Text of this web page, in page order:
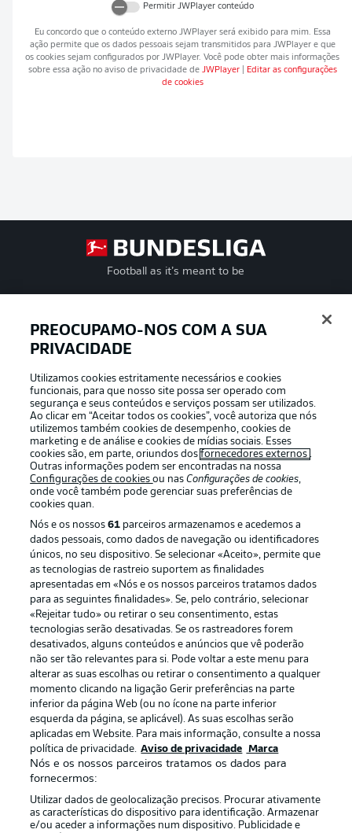
Permitir JWPlayerconteúdo
Eu concordo que o conteúdo externo JWPlayerserá exibido para mim. Essa
ação permite que os dados pessoais sejam transmitidos para JWPlayere que
os cookies sejam configurados por JWPlayer. Você pode obter mais informações
sobre essa ação no aviso de privacidade de JWPlayer
Editar as configurações
de cookies
Football as it’s meant to be
APLICATIVO DA BUNDESLIGA
Oferecido por
Publicidade Avisos legais
Gerir preferências Aviso de privacidade
Emissoras
Trabalhe conosco Marca
Contato Jogadores
PREOCUPAMO-NOS COM A SUA
PRIVACIDADE
Utilizamos cookies estritamente necessários e cookies
funcionais, para que nosso site possa ser operado com
segurança e seus conteúdos e serviços possam ser utilizados.
Ao clicar em “Aceitar todos os cookies”, você autoriza que nós
utilizemos também cookies de desempenho, cookies de
marketing e de análise e cookies de mídias sociais. Esses
cookies são, em parte, oriundos dosfornecedores externos .
Outras informações podem ser encontradas na nossa
Configurações de cookiesou nasConfigurações de cookies,
onde você também pode gerenciar suas preferências de
cookies quan.
Nós e os nossos61 parceiros armazenamos e acedemos a
dados pessoais, como dados de navegação ou identificadores
únicos, no seu dispositivo. Se selecionar «Aceito», permite que
as tecnologias de rastreio suportem as finalidades
apresentadas em «Nós e os nossos parceiros tratamos dados
para as seguintes finalidades». Se, pelo contrário, selecionar
«Rejeitar tudo» ou retirar o seu consentimento, estas
tecnologias serão desativadas. Se os rastreadores forem
desativados, alguns conteúdos e anúncios que vê poderão
não ser tão relevantes para si. Pode voltar a este menu para
alterar as suas escolhas ou retirar o consentimento a qualquer
momento clicando na ligação Gerir preferências na parte
inferior da página Web (ou no ícone na parte inferior
esquerda da página, se aplicável). As suas escolhas serão
aplicadas em Website. Para mais informação, consulte a nossa
política de privacidade. Aviso de privacidade Marca
Nós e os nossos parceiros tratamos os dados para
fornecermos:
Utilizar dados de geolocalização precisos. Procurar ativamente
as características do dispositivo para identificação. Armazenar
e/ou aceder a informações num dispositivo. Publicidade e